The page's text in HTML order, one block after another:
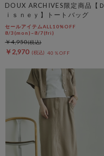
DOUX ARCHIVES限定商品【Ｄ
ｉｓｎｅｙ】トートバッグ
セールアイテムALL10%OFF
8/3(mon)~8/7(fri)
￥2,970 40％OFF
￥4,950